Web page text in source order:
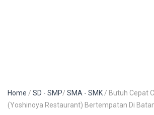
Home / SD - SMP/ SMA - SMK / Butuh Cepat
(Yoshinoya Restaurant) Bertempatan Di